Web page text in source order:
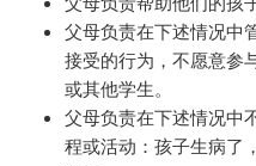
父母负责在下述情况中
接受的行为，不愿意参
或其他学生。
父母负责在下述情况中
程或活动：孩子生病了